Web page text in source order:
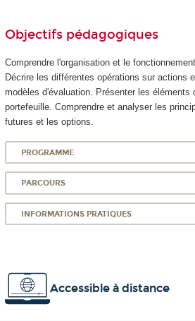
Objectifs pédagogiques
Comprendre l'organisation et le
Décrire les différentes opérations sur actions
modèles d'évaluation. Présenter les éléments
portefeuille. Comprendre et analyser les
futures et les options.
PROGRAMME
PARCOURS
INFORMATIONS PRATIQUES
Accessible à distance